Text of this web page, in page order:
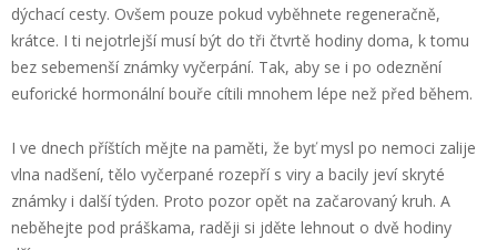
dýchací cesty. Ovšem pouze pokud vyběhnete regeneračně,
krátce. I ti nejotrlejší musí být do tři čtvrtě hodiny doma, k tomu
bez sebemenší známky vyčerpání. Tak, aby se i po odeznění
euforické hormonální bouře cítili mnohem lépe než před během.
I ve dnech příštích mějte na paměti, že byť mysl po nemoci zalije
vlna nadšení, tělo vyčerpané rozepří s viry a bacily jeví skryté
známky i další týden. Proto pozor opět na začarovaný kruh. A
neběhejte pod práškama, raději si jděte lehnout o dvě hodiny